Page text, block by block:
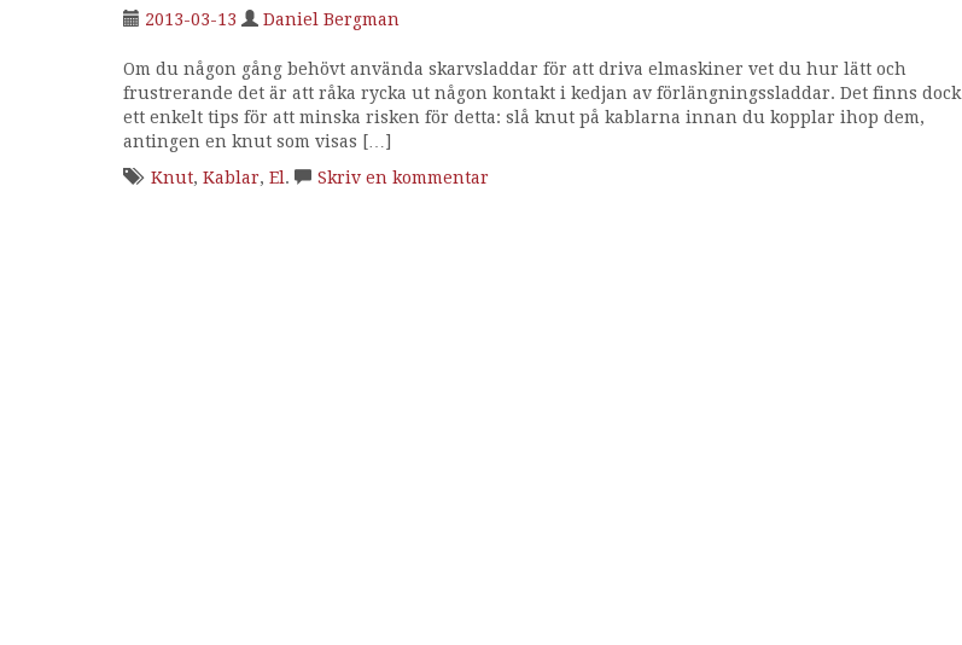
2013-03-13 Daniel Bergman
Om du någon gång behövt använda skarvsladdar för att driva elmaskiner vet du hur lätt och
frustrerande det är att råka rycka ut någon kontakt i kedjan av förlängningssladdar. Det finns dock
ett enkelt tips för att minska risken för detta: slå knut på kablarna innan du kopplar ihop dem,
antingen en knut som visas […]
Knut, Kablar, El. Skriv en kommentar